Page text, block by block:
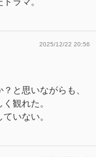
2025/12/22 20:56
と思いながらも、
観れた。
いない。